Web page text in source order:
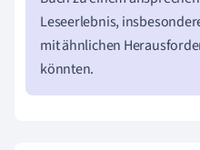
Leseerlebnis,
mit ähnlichen
könnten.